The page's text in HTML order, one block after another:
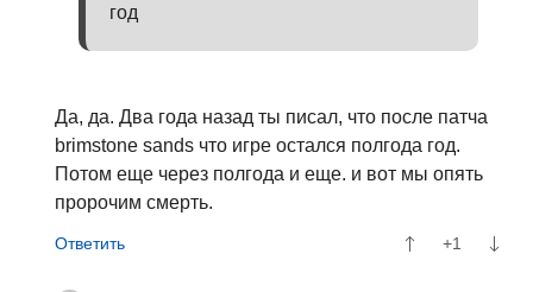
год
Да, да. Два года назад ты писал, что после патча
brimstone sands что игре остался полгода год.
Потом еще через полгода и еще. и вот мы опять
пророчим смерть.
+1